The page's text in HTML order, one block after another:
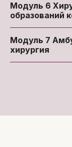
Модуль 6
образований
Модуль 7
хирургия
Оксана
Врач- хирург,
ГКБ№1 им. Н.И.
Стаж работы